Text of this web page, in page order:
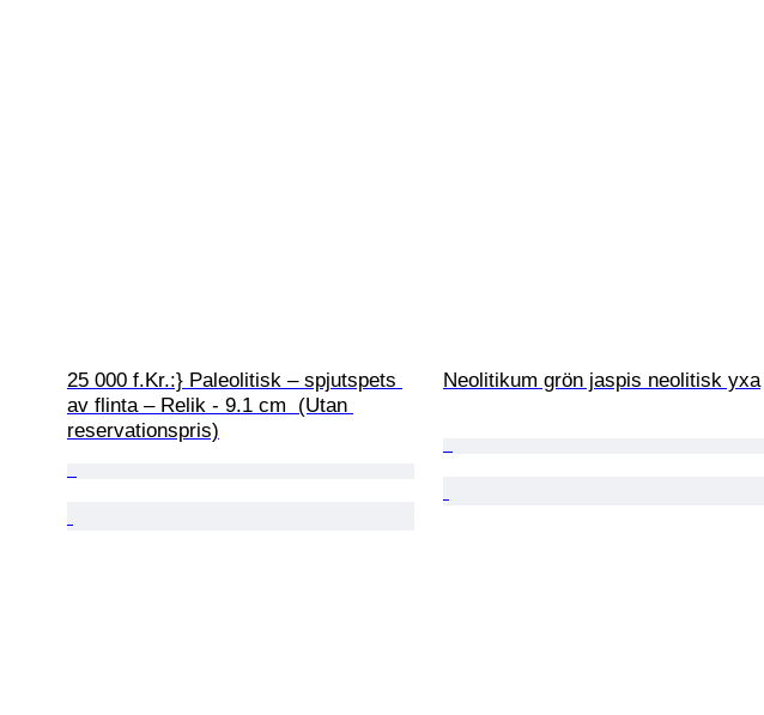
25 000 f.Kr.:} Paleolitisk – spjutspets
av flinta – Relik - 9.1 cm  (Utan
reservationspris)
Neolitikum grön jaspis neolitisk yxa